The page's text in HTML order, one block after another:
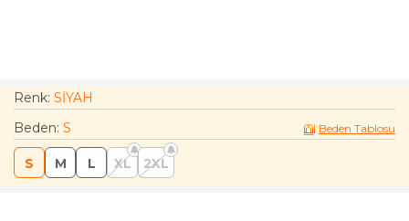
Renk: SİYAH
Beden: S Beden Tablosu
S M L XL 2XL